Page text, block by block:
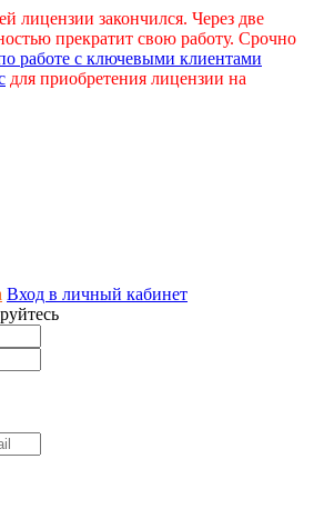
лицензии закончился. Через две
прекратит свою работу. Срочно
работе с ключевыми клиентами
для приобретения лицензии на
Вход в личный кабинет